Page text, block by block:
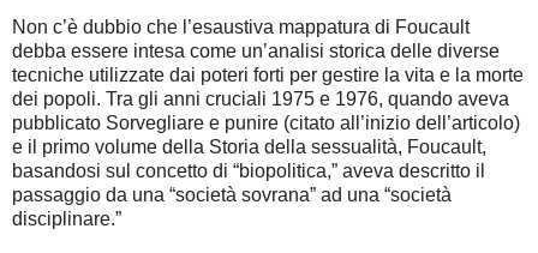
Non c’è dubbio che l’esaustiva mappatura di Foucault
debba essere intesa come un’analisi storica delle diverse
tecniche utilizzate dai poteri forti per gestire la vita e la morte
dei popoli. Tra gli anni cruciali 1975 e 1976, quando aveva
pubblicato Sorvegliare e punire (citato all’inizio dell’articolo)
e il primo volume della Storia della sessualità, Foucault,
basandosi sul concetto di “biopolitica,” aveva descritto il
passaggio da una “società sovrana” ad una “società
disciplinare.”